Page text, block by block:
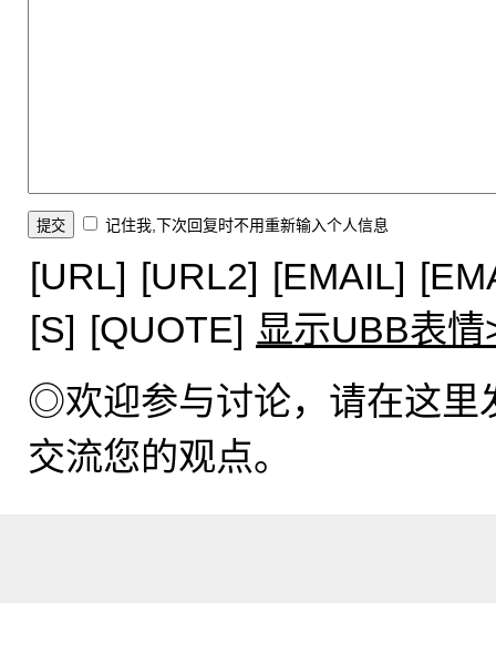
记住我,下次回复时不用重新输入个人信息
[URL] [URL2] [EMAIL]
[S] [QUOTE] 显示UBB表情
◎欢迎参与讨论，请在这里
交流您的观点。